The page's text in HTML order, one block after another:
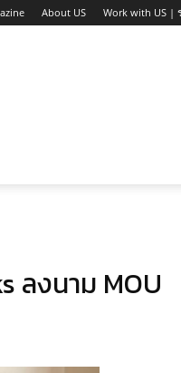
About US Work with US |
ลงนาม MOU